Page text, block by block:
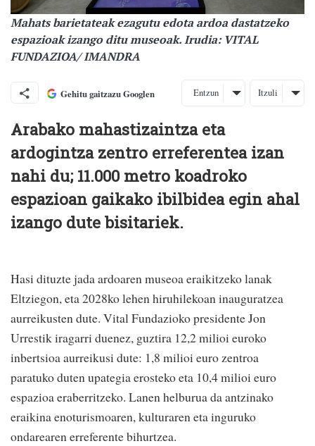
Mahats barietateak ezagutu edota ardoa dastatzeko
espazioak izango ditu museoak. Irudia: VITAL
FUNDAZIOA/ IMANDRA
Gehitu gaitzazu Googlen Entzun Itzuli
Arabako mahastizaintza eta
ardogintza zentro erreferentea izan
nahi du; 11.000 metro koadroko
espazioan gaikako ibilbidea egin ahal
izango dute bisitariek.
Hasi dituzte jada ardoaren museoa eraikitzeko lanak
Eltziegon, eta 2028ko lehen hiruhilekoan inauguratzea
aurreikusten dute. Vital Fundazioko presidente Jon
Urrestik iragarri duenez, guztira 12,2 milioi euroko
inbertsioa aurreikusi dute: 1,8 milioi euro zentroa
paratuko duten upategia erosteko eta 10,4 milioi euro
espazioa eraberritzeko. Lanen helburua da antzinako
eraikina enoturismoaren, kulturaren eta inguruko
ondarearen erreferente bihurtzea.